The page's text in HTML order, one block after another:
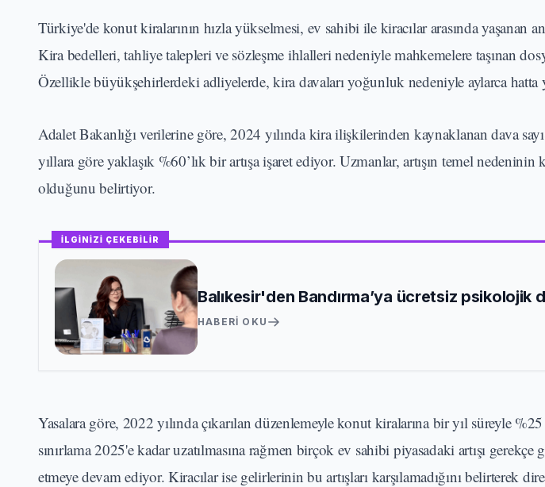
Türkiye'de konut kiralarının hızla yükselmesi, ev sahibi ile kiracılar arasında yaşanan
Kira bedelleri, tahliye talepleri ve sözleşme ihlalleri nedeniyle mahkemelere taşınan
Özellikle büyükşehirlerdeki adliyelerde, kira davaları yoğunluk nedeniyle aylarca hatta
Adalet Bakanlığı verilerine göre, 2024 yılında kira ilişkilerinden kaynaklanan dava
yıllara göre yaklaşık %60’lık bir artışa işaret ediyor. Uzmanlar, artışın temel nedeninin
olduğunu belirtiyor.
İLGİNİZİ ÇEKEBİLİR
Balıkesir'den Bandırma’ya ücretsiz psikolojik
HABERI OKU
Yasalara göre, 2022 yılında çıkarılan düzenlemeyle konut kiralarına bir yıl süreyle
sınırlama 2025'e kadar uzatılmasına rağmen birçok ev sahibi piyasadaki artışı
etmeye devam ediyor. Kiracılar ise gelirlerinin bu artışları karşılamadığını belirterek